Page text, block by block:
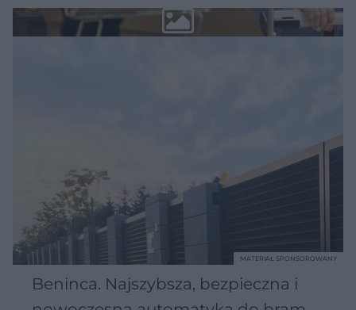
Beninca. Najszybsza, bezpieczna i
MATERIAŁ SPONSOROWANY